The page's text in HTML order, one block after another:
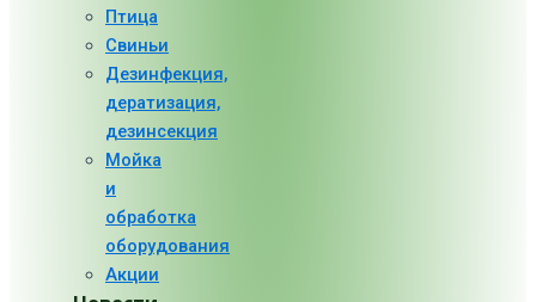
Птица
Свиньи
Дезинфекция,
дератизация,
дезинсекция
Мойка
и
обработка
оборудования
Акции